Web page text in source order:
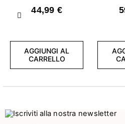
Precedente
44,99 €
AGGIUNGI AL
CARRELLO